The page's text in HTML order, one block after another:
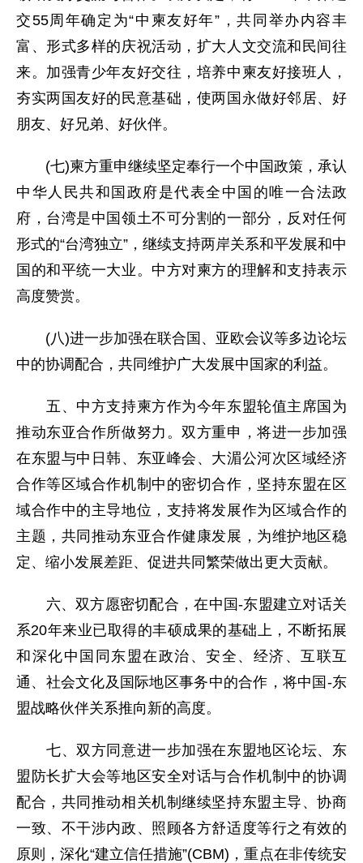
交55周年确定为“中柬友好年”，共同举办内容丰
富、形式多样的庆祝活动，扩大人文交流和民间往
来。加强青少年友好交往，培养中柬友好接班人，
夯实两国友好的民意基础，使两国永做好邻居、好
朋友、好兄弟、好伙伴。
(七)柬方重申继续坚定奉行一个中国政策，承认
中华人民共和国政府是代表全中国的唯一合法政
府，台湾是中国领土不可分割的一部分，反对任何
形式的“台湾独立”，继续支持两岸关系和平发展和中
国的和平统一大业。中方对柬方的理解和支持表示
高度赞赏。
(八)进一步加强在联合国、亚欧会议等多边论坛
中的协调配合，共同维护广大发展中国家的利益。
五、中方支持柬方作为今年东盟轮值主席国为
推动东亚合作所做努力。双方重申，将进一步加强
在东盟与中日韩、东亚峰会、大湄公河次区域经济
合作等区域合作机制中的密切合作，坚持东盟在区
域合作中的主导地位，支持将发展作为区域合作的
主题，共同推动东亚合作健康发展，为维护地区稳
定、缩小发展差距、促进共同繁荣做出更大贡献。
六、双方愿密切配合，在中国-东盟建立对话关
系20年来业已取得的丰硕成果的基础上，不断拓展
和深化中国同东盟在政治、安全、经济、互联互
通、社会文化及国际地区事务中的合作，将中国-东
盟战略伙伴关系推向新的高度。
七、双方同意进一步加强在东盟地区论坛、东
盟防长扩大会等地区安全对话与合作机制中的协调
配合，共同推动相关机制继续坚持东盟主导、协商
一致、不干涉内政、照顾各方舒适度等行之有效的
原则，深化“建立信任措施”(CBM)，重点在非传统安